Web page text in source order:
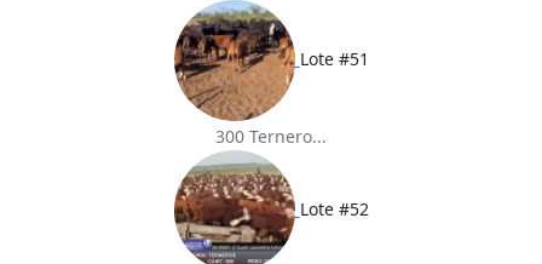
Lote #51
300 Ternero...
Lote #52